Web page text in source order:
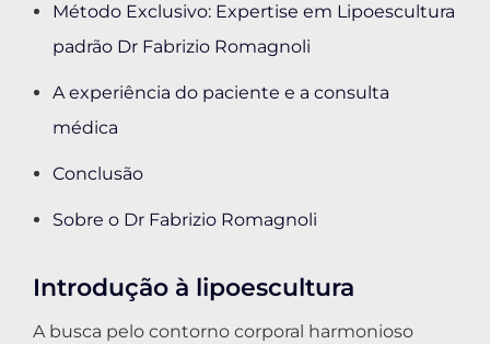
Método Exclusivo: Expertise em Lipoescultura
padrão Dr Fabrizio Romagnoli
A experiência do paciente e a consulta
médica
Conclusão
Sobre o Dr Fabrizio Romagnoli
Introdução à lipoescultura
A busca pelo contorno corporal harmonioso